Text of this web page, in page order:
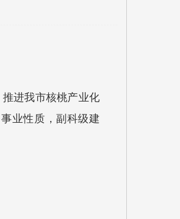
进我市核桃产业化
业性质，副科级建